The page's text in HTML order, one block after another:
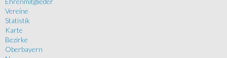
Vereine
Statistik
Karte
Bezirke
Oberbayern